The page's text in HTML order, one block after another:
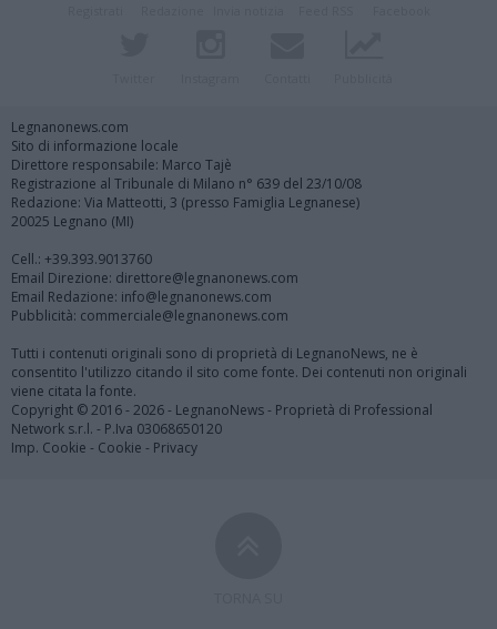
Legnanonews.com
Sito di informazione locale
Direttore responsabile: Marco Tajè
Registrazione al Tribunale di Milano n° 639 del 23/10/08
Redazione: Via Matteotti, 3 (presso Famiglia Legnanese)
20025 Legnano (MI)
Cell.: +39.393.9013760
Email Direzione: direttore@legnanonews.com
Email Redazione: info@legnanonews.com
Pubblicità: commerciale@legnanonews.com
Tutti i contenuti originali sono di proprietà di LegnanoNews, ne è
consentito l'utilizzo citando il sito come fonte. Dei contenuti non originali
viene citata la fonte.
Copyright © 2016 - 2026 - LegnanoNews - Proprietà di Professional
Network s.r.l. - P.Iva 03068650120
Imp. Cookie - Cookie - Privacy